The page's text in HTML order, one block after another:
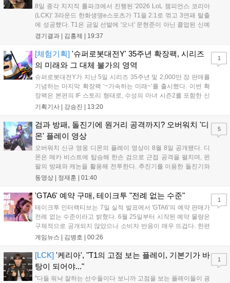
8일 종각 치지직 롤파크에서 진행된 '2026 LoL 챔피언스 코리아
(LCK)' 3라운드 한화생명e스포츠가 T1을 2:1로 꺾고 3연패 탈출
에 성공했다. T1은 금일 선발에 '오너' 문현준이 아닌 콜업된 신예
'페인터' 김은후를 투입했지만, 결국 1:2로 패배하고 말았다. T1은
을 빼냈다....
경기결과 | 김홍제 | 19:37
[체험기획] '슈퍼로봇대전Y' 35주년 확장팩, 시리즈
의 미래와 그 대체 불가의 영역
슈퍼로봇대전Y가 지난 5일 시리즈 35주년 및 2,000만 장 판매를
기념하는 마지막 확장팩 ‘~가속하는 미래~’를 출시했다. 이번 확
장팩은 본편의 IF 스토리 형태로, 수성의 마녀 시즌2를 포함한 신
규 참전작과 크로스오버 합체기를 선보이며 작품을 완결 짓는다.
하는 몰입감 있는 서사와 조합을 구현하며 시리즈의 미래를 향한
새로운 가능성을 제시했다....
기획기사 | 강승진 | 13:20
1
검과 방패, 돌진기에 원거리 공격까지? 오버워치 '디
몬' 플레이 영상
오버워치 신규 영웅 디몬의 플레이 영상이 8월 8일 공개됐다. 디
몬은 메카 비스트에 탑승해 한손 검으로 근접 공격을 펼치며, 왼
팔의 방패와 캐논을 활용해 전투한다. 추진기를 이용한 돌진기와
참격 형태의 궁극기를 보유했고, 메카 파괴 시 맨몸으로 기관총을
산의 영웅들 업데이트를 통해 정식 출시될 예정이다....
동영상 | 정재훈 | 01:40
5
'GTA6' 예약 구매, 테이크투 "전례 없는 수준"
테이크투 인터랙티브는 7일 실적 발표에서 'GTA6'의 예약 판매가
전례 없는 수준이라고 밝혔다. 6월 25일부터 시작된 예약 물량은
구체적으로 공개되지 않았으나 소비자 반응이 매우 뜨겁다. 한편
11월 19일 PS5와 Xbox 시리즈 X|S로 정식 출시될 예정이며, 록
상 'Grand Theft Auto VI: An Extended Look'을 최초 공개할 계획
이다....
게임뉴스 | 김병호 | 00:26
1
[LCK] '케리아', "T1의 고점 보는 플레이, 기본기가 바
탕이 되어야..."
"다들 워낙 잘하는 선수들이다 보니까 고점을 보는 플레이들이 굉
1